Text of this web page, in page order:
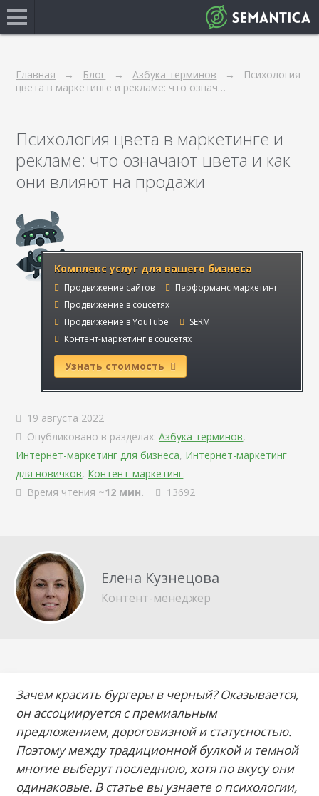
Главная Блог Азбука терминов
Психология
цвета в маркетинге и рекламе: что означ…
Психология цвета в маркетинге и
рекламе: что означают цвета и как
они влияют на продажи
Комплекс услуг для вашего бизнеса
Продвижение сайтов
Перформанс маркетинг
Продвижение в соцсетях
Продвижение в YouTube
SERM
Контент-маркетинг в соцсетях
Узнать стоимость
19 августа 2022
Опубликовано в разделах:Азбука терминов,
Интернет-маркетинг для бизнеса, Интернет-маркетинг
для новичков, Контент-маркетинг.
Время чтения ~12 мин. 13692
Елена Кузнецова
Контент-менеджер
Зачем красить бургеры в черный? Оказывается,
он ассоциируется с премиальным
предложением, дороговизной и статусностью.
Поэтому между традиционной булкой и темной
многие выберут последнюю, хотя по вкусу они
одинаковые. В статье вы узнаете опсихологии,